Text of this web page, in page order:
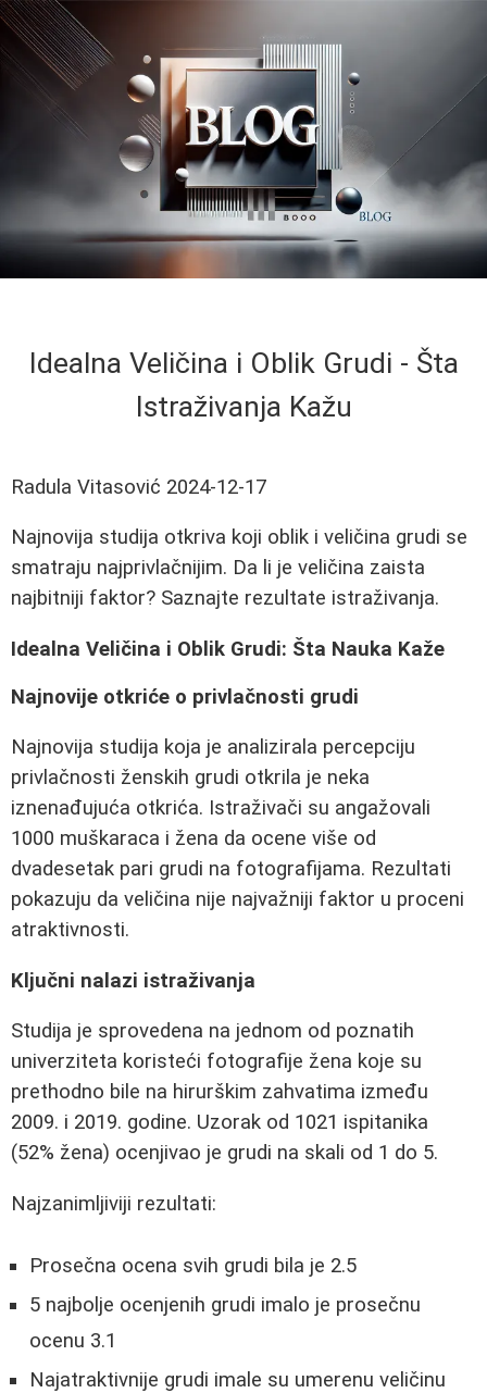
Idealna Veličina i Oblik Grudi - Šta
Istraživanja Kažu
Radula Vitasović 2024-12-17
Najnovija studija otkriva koji oblik i veličina grudi se
smatraju najprivlačnijim. Da li je veličina zaista
najbitniji faktor? Saznajte rezultate istraživanja.
Idealna Veličina i Oblik Grudi: Šta Nauka Kaže
Najnovije otkriće o privlačnosti grudi
Najnovija studija koja je analizirala percepciju
privlačnosti ženskih grudi otkrila je neka
iznenađujuća otkrića. Istraživači su angažovali
1000 muškaraca i žena da ocene više od
dvadesetak pari grudi na fotografijama. Rezultati
pokazuju da veličina nije najvažniji faktor u proceni
atraktivnosti.
Ključni nalazi istraživanja
Studija je sprovedena na jednom od poznatih
univerziteta koristeći fotografije žena koje su
prethodno bile na hirurškim zahvatima između
2009. i 2019. godine. Uzorak od 1021 ispitanika
(52% žena) ocenjivao je grudi na skali od 1 do 5.
Najzanimljiviji rezultati:
Prosečna ocena svih grudi bila je 2.5
5 najbolje ocenjenih grudi imalo je prosečnu
ocenu 3.1
Najatraktivnije grudi imale su umerenu veličinu